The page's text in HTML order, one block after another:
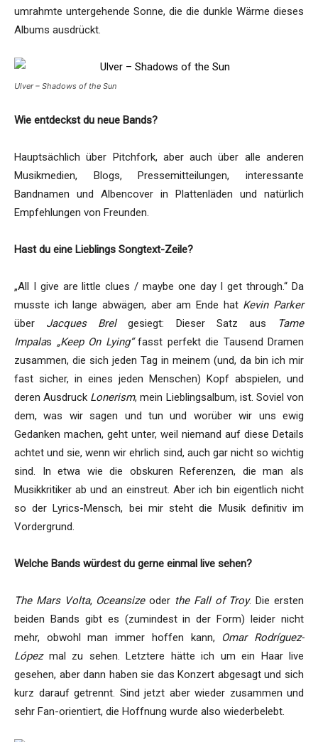
umrahmte untergehende Sonne, die die dunkle Wärme dieses
Albums ausdrückt.
Ulver – Shadows of the Sun
Wie entdeckst du neue Bands?
Hauptsächlich über Pitchfork, aber auch über alle anderen
Musikmedien, Blogs, Pressemitteilungen, interessante
Bandnamen und Albencover in Plattenläden und natürlich
Empfehlungen von Freunden.
Hast du eine Lieblings Songtext-Zeile?
„All I give are little clues / maybe one day I get through.“ Da
musste ich lange abwägen, aber am Ende hat Kevin Parker
über Jacques Brelgesiegt: Dieser Satz aus
Tame
Impalas „Keep On Lying“fasst perfekt die Tausend Dramen
zusammen, die sich jeden Tag in meinem (und, da bin ich mir
fast sicher, in eines jeden Menschen) Kopf abspielen, und
deren Ausdruck Lonerism, mein Lieblingsalbum, ist. Soviel von
dem, was wir sagen und tun und worüber wir uns ewig
Gedanken machen, geht unter, weil niemand auf diese Details
achtet und sie, wenn wir ehrlich sind, auch gar nicht so wichtig
sind. In etwa wie die obskuren Referenzen, die man als
Musikkritiker ab und an einstreut. Aber ich bin eigentlich nicht
so der Lyrics-Mensch, bei mir steht die Musik definitiv im
Vordergrund.
Welche Bands würdest du gerne einmal live sehen?
The Mars Volta, Oceansizeoder the Fall of Troy. Die ersten
beiden Bands gibt es (zumindest in der Form) leider nicht
mehr, obwohl man immer hoffen kann, Omar Rodríguez-
López mal zu sehen. Letztere hätte ich um ein Haar live
gesehen, aber dann haben sie das Konzert abgesagt und sich
kurz darauf getrennt. Sind jetzt aber wieder zusammen und
sehr Fan-orientiert, die Hoffnung wurde also wiederbelebt.